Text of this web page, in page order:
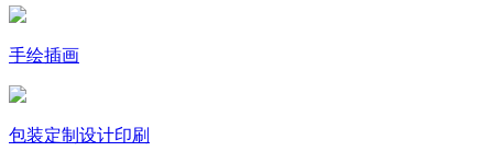
手绘插画
包装定制设计印刷